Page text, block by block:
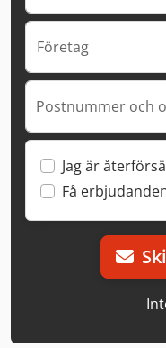
Företag
Postnummer och
Jag är
Få